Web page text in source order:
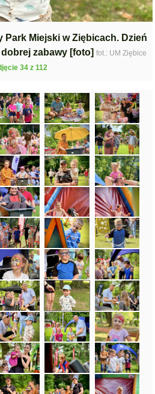
Park Miejski w Ziębicach. Dzień
dobrej zabawy [foto] fot.: UM Ziębice
34 z 112